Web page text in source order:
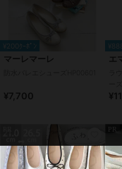
¥200ｸｰﾎﾟﾝ
マーレマーレ
¥7,700
エ
PR